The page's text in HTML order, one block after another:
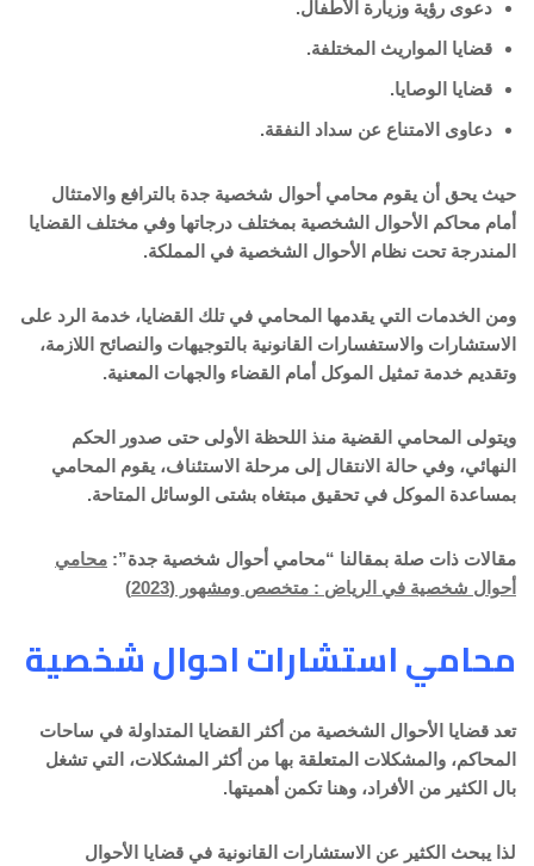
دعوى رؤية وزيارة الأطفال.
قضايا المواريث المختلفة.
قضايا الوصايا.
دعاوى الامتناع عن سداد النفقة.
حيث يحق أن يقوم محامي أحوال شخصية جدة بالترافع والامتثال
أمام محاكم الأحوال الشخصية بمختلف درجاتها وفي مختلف القضايا
المندرجة تحت نظام الأحوال الشخصية في المملكة.
ومن الخدمات التي يقدمها المحامي في تلك القضايا، خدمة الرد على
الاستشارات والاستفسارات القانونية بالتوجيهات والنصائح اللازمة،
وتقديم خدمة تمثيل الموكل أمام القضاء والجهات المعنية.
ويتولى المحامي القضية منذ اللحظة الأولى حتى صدور الحكم
النهائي، وفي حالة الانتقال إلى مرحلة الاستئناف، يقوم المحامي
بمساعدة الموكل في تحقيق مبتغاه بشتى الوسائل المتاحة.
مقالات ذات صلة بمقالنا “محامي أحوال شخصية جدة”: محامي
أحوال شخصية في الرياض : متخصص ومشهور (2023)
محامي استشارات احوال شخصية
تعد قضايا الأحوال الشخصية من أكثر القضايا المتداولة في ساحات
المحاكم، والمشكلات المتعلقة بها من أكثر المشكلات، التي تشغل
بال الكثير من الأفراد، وهنا تكمن أهميتها.
لذا يبحث الكثير عن الاستشارات القانونية في قضايا الأحوال